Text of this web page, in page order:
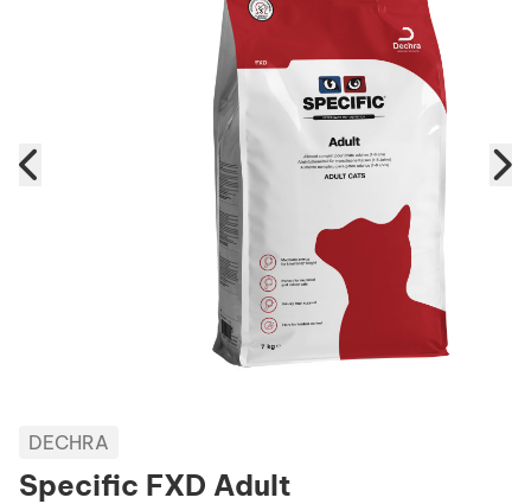
DECHRA
Specific FXD Adult